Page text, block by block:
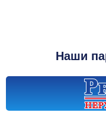
Наши